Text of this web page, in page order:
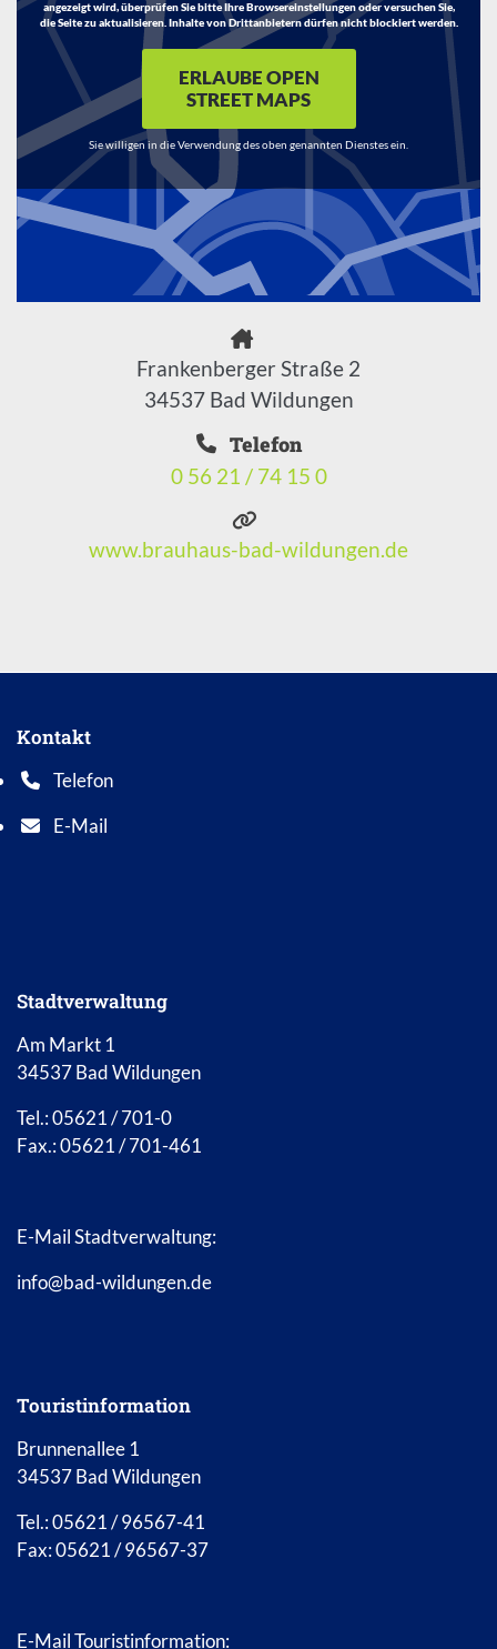
angezeigt wird, überprüfen Sie bitte Ihre Browsereinstellungen oder versuchen Sie,
die Seite zu aktualisieren. Inhalte von Drittanbietern dürfen nicht blockiert werden.
ERLAUBE OPEN
STREET MAPS
Sie willigen in die Verwendung des oben genannten Dienstes ein.
Frankenberger Straße 2
34537 Bad Wildungen
Telefon
0 56 21 / 74 15 0
www.brauhaus-bad-wildungen.de
Kontakt
Telefon
Telefonnummer: 0 5 6 2 1 7 0 1 0
E-Mail
E-Mail Adresse: info@bad-wildungen.de
Stadtverwaltung
Am Markt 1
34537 Bad Wildungen
Tel.: 05621 / 701-0
Fax.: 05621 / 701-461
E-Mail Stadtverwaltung:
info@bad-wildungen.de
Touristinformation
Brunnenallee 1
34537 Bad Wildungen
Tel.: 05621 / 96567-41
Fax: 05621 / 96567-37
E-Mail Touristinformation: